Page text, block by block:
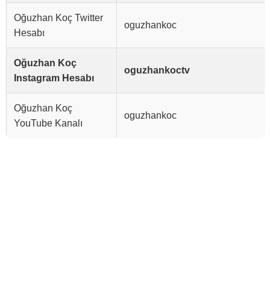
Oğuzhan Koç Twitter
Hesabı
oguzhankoc
Oğuzhan Koç
Instagram Hesabı
oguzhankoctv
Oğuzhan Koç
YouTube Kanalı
oguzhankoc